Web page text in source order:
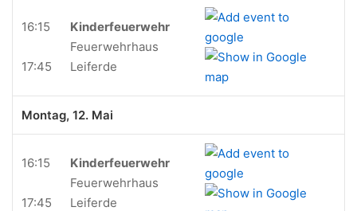
16:15
17:45
Kinderfeuerwehr
Feuerwehrhaus
Leiferde
Montag, 12. Mai
16:15
17:45
Kinderfeuerwehr
Feuerwehrhaus
Leiferde